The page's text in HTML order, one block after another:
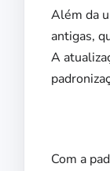
Além da
antigas,
A
Com a